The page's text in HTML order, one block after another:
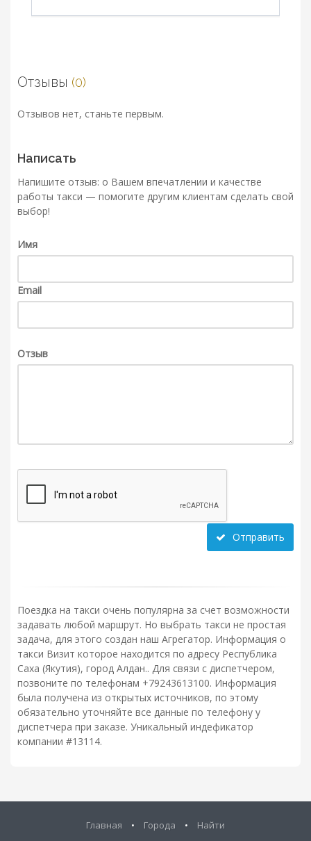
Отзывы (0)
Отзывов нет, станьте первым.
Написать
Напишите отзыв: о Вашем впечатлении и качестве
работы такси — помогите другим клиентам сделать свой
выбор!
Имя
Email
Отзыв
Отправить
Поездка на такси очень популярна за счет возможности
задавать любой маршрут. Но выбрать такси не простая
задача, для этого создан наш Агрегатор. Информация о
такси Визит которое находится по адресу Республика
Саха (Якутия), город Алдан.. Для связи с диспетчером,
позвоните по телефонам +79243613100. Информация
была получена из открытых источников, по этому
обязательно уточняйте все данные по телефону у
диспетчера при заказе. Уникальный индефикатор
компании #13114.
Главная • Города • Найти